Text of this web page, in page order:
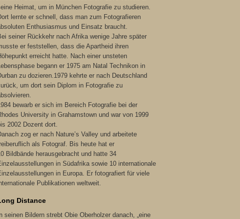
Heimat, um in München Fotografie zu studieren.
lernte er schnell, dass man zum Fotografieren
Enthusiasmus und Einsatz braucht.
seiner Rückkehr nach Afrika wenige Jahre später
er feststellen, dass die Apartheid ihren
erreicht hatte. Nach einer unsteten
begann er 1975 am Natal Technikon in
zu dozieren.1979 kehrte er nach Deutschland
um dort sein Diplom in Fotografie zu
bewarb er sich im Bereich Fotografie bei der
University in Grahamstown und war von 1999
2002 Dozent dort.
zog er nach Nature’s Valley und arbeitete
als Fotograf. Bis heute hat er
Bildbände herausgebracht und hatte 34
in Südafrika sowie 10 internationale
in Europa. Er fotografiert für viele
Publikationen weltweit.
Distance
In seinen Bildern strebt Obie Oberholzer danach, „eine